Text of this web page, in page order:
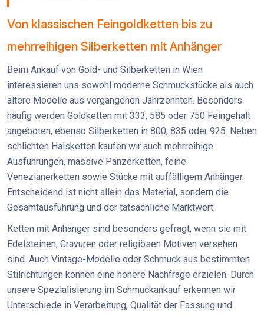
Von klassischen Feingoldketten bis zu
mehrreihigen Silberketten mit Anhänger
Beim Ankauf von Gold- und Silberketten in Wien
interessieren uns sowohl moderne Schmuckstücke als auch
ältere Modelle aus vergangenen Jahrzehnten. Besonders
häufig werden Goldketten mit 333, 585 oder 750 Feingehalt
angeboten, ebenso Silberketten in 800, 835 oder 925. Neben
schlichten Halsketten kaufen wir auch mehrreihige
Ausführungen, massive Panzerketten, feine
Venezianerketten sowie Stücke mit auffälligem Anhänger.
Entscheidend ist nicht allein das Material, sondern die
Gesamtausführung und der tatsächliche Marktwert.
Ketten mit Anhänger sind besonders gefragt, wenn sie mit
Edelsteinen, Gravuren oder religiösen Motiven versehen
sind. Auch Vintage-Modelle oder Schmuck aus bestimmten
Stilrichtungen können eine höhere Nachfrage erzielen. Durch
unsere Spezialisierung im Schmuckankauf erkennen wir
Unterschiede in Verarbeitung, Qualität der Fassung und